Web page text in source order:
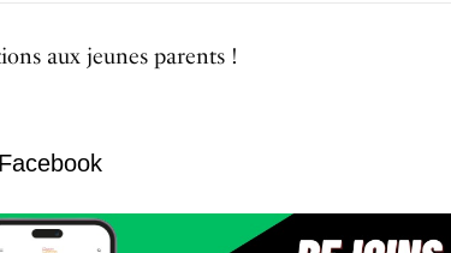
aux jeunes parents !